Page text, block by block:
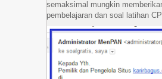
semaksimal mungkin
pembelajaran dan soal latihan